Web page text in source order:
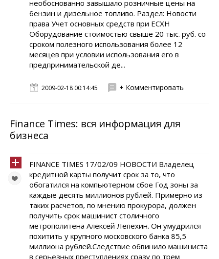
необоснованно завышало розничные цены на
бензин и дизельное топливо. Раздел: Новости
права Учет основных средств при ЕСХН
Оборудование стоимостью свыше 20 тыс. руб. со
сроком полезного использования более 12
месяцев при условии использования его в
предпринимательской де...
2009-02-18 00:14:45 + Комментировать
Finance Times: вся информация для
бизнеса
FINANCE TIMES 17/02/09 НОВОСТИ Владелец
кредитной карты получит срок за то, что
обогатился на компьютерном сбое Год зоны за
каждые десять миллионов рублей. Примерно из
таких расчетов, по мнению прокурора, должен
получить срок машинист столичного
метрополитена Алексей Лепехин. Он умудрился
похитить у крупного московского банка 85,5
миллиона рублей.Следствие обвинило машиниста
в серьезных преступлениях сразу по трем